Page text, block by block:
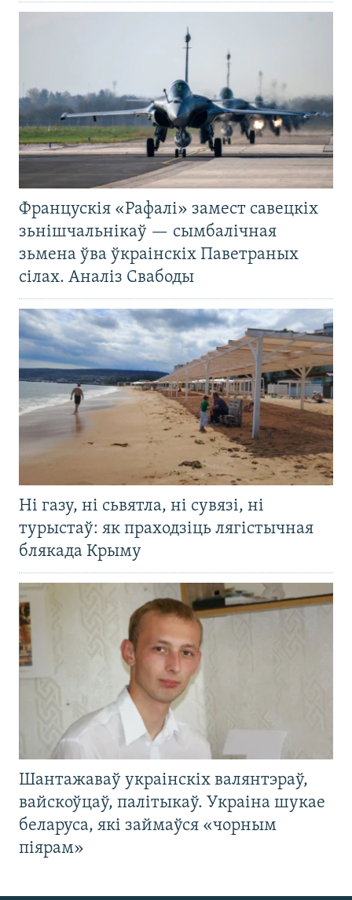
Францускія «Рафалі» замест савецкіх
зьнішчальнікаў — сымбалічная
зьмена ўва ўкраінскіх Паветраных
сілах. Аналіз Свабоды
Ні газу, ні сьвятла, ні сувязі, ні
турыстаў: як праходзіць лягістычная
блякада Крыму
Шантажаваў украінскіх валянтэраў,
вайскоўцаў, палітыкаў. Украіна шукае
беларуса, які займаўся «чорным
піярам»